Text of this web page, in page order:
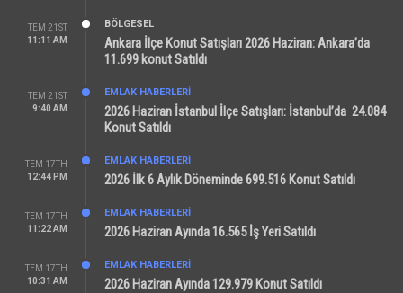
TEM 21ST
11:11 AM
BÖLGESEL
Ankara İlçe Konut Satışları 2026 Haziran: Ankara’da
11.699 konut Satıldı
TEM 21ST
9:40 AM
EMLAK HABERLERI
2026 Haziran İstanbul İlçe Satışları: İstanbul’da 24.084
Konut Satıldı
TEM 17TH
12:44 PM
EMLAK HABERLERI
2026 İlk 6 Aylık Döneminde 699.516 Konut Satıldı
TEM 17TH
11:22 AM
EMLAK HABERLERI
2026 Haziran Ayında 16.565 İş Yeri Satıldı
TEM 17TH
10:31 AM
EMLAK HABERLERI
2026 Haziran Ayında 129.979 Konut Satıldı